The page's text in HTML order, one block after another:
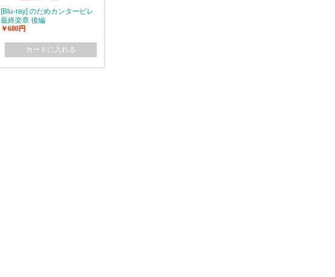
[Blu-ray] のだめカンタービレ
最終楽章 後編
￥680円
カートに入れる